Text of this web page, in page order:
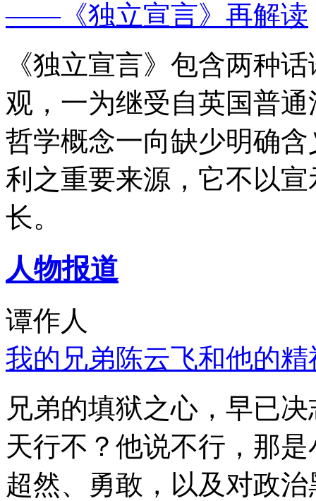
——《独立宣言》再解读
《独立宣言》包含两种
观，一为继受自英国普
哲学概念一向缺少明确
利之重要来源，它不以
长。
人物报道
谭作人
我的兄弟陈云飞和他的
兄弟的填狱之心，早已
天行不？他说不行，那
超然、勇敢，以及对政